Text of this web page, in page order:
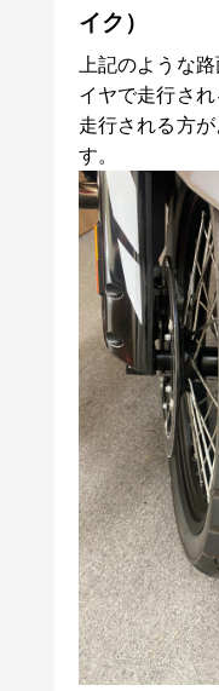
イク）
上記のような
イヤで走行さ
走行される方
す。